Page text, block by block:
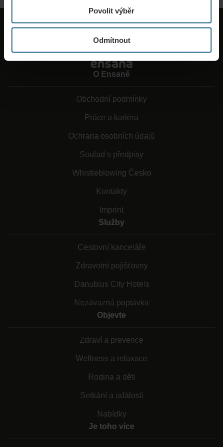
Povolit výběr
Odmítnout
O Ensaně
Obchodní podmínky
Práce a kariéra
Ochrana osobních údajů
Soulad s předpisy
Whistleblowing Česko
Kontakty
Imprint
Služby
Cestovní kanceláře
Zdravotní pojišťovny
Danubius City Hotels
Nezávazná poptávka
Objevte
Zdraví a prevence
Wellness a relaxace
Rodina a děti
Setkání a události
Nabídky
Je toho více